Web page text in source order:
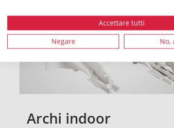
Accettare tutti
Negare No,
Archi indoor